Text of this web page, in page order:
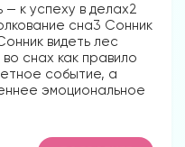
к успеху в делах2
сна3 Сонник
видеть лес
снах как правило
событие, а
эмоциональное